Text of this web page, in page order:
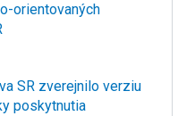
orientovaných
SR zverejnilo verziu
poskytnutia